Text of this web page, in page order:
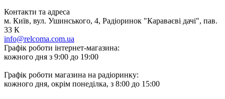
Контакти та адреса
м. Київ, вул. Ушинського, 4, Радіоринок "Караваєві дачі", пав.
33 К
info@relcoma.com.ua
Графік роботи інтернет-магазина:
кожного дня з 9:00 до 19:00
Графік роботи магазина на радіоринку:
кожного дня, окрім понеділка, з 8:00 до 15:00